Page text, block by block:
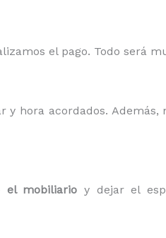
el pago. Todo será
hora acordados.
el mobiliario y dejar el